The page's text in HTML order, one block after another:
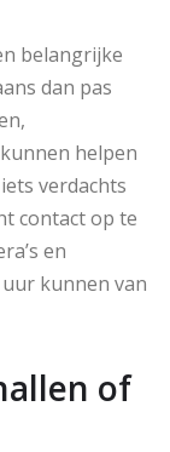
belangrijke
dan pas
helpen
verdachts
contact op te
en
kunnen van
of